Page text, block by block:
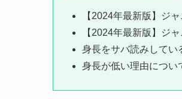
【2024年最新版】ジ
【2024年最新版】ジ
身長をサバ読みしてい
身長が低い理由につい